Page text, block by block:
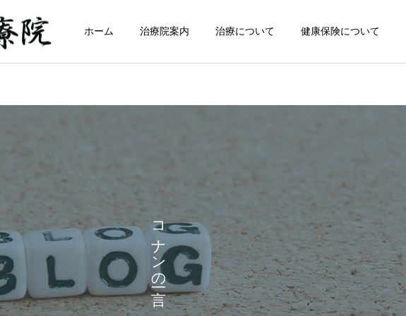
ホーム 治療院案内 治療について 健康保険について
コナンの一言